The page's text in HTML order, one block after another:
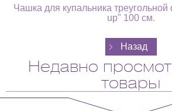
Чашка для купальника
up" 100 см.
Недавно
товары